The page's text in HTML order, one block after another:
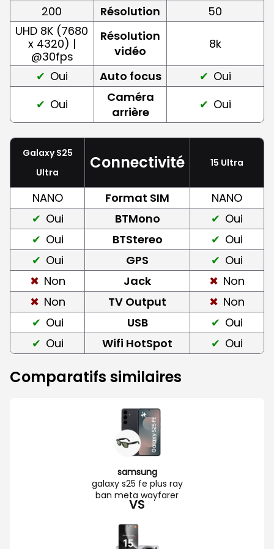
200
Résolution
50
UHD 8K (7680
x 4320) |
@30fps
Résolution
vidéo
8k
Oui Auto focus
Oui
Oui
Caméra
arrière
Oui
Galaxy S25
Ultra
Connectivité 15 Ultra
NANO Format SIM
NANO
Oui
BTMono
Oui
Oui
BTStereo
Oui
Oui
GPS
Oui
Non
Jack
Non
Non
TV Output
Non
Oui
USB
Oui
Oui
Wifi HotSpot Oui
Comparatifs similaires
samsung
galaxy s25 fe plus ray
ban meta wayfarer
VS